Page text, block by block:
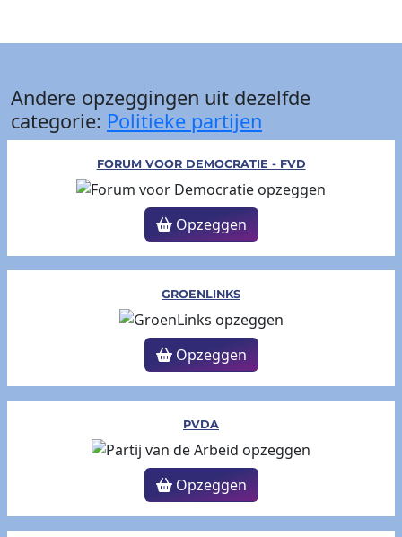
Andere opzeggingen uit dezelfde
categorie: Politieke partijen
FORUM VOOR DEMOCRATIE - FVD
Opzeggen
GROENLINKS
Opzeggen
PVDA
Opzeggen